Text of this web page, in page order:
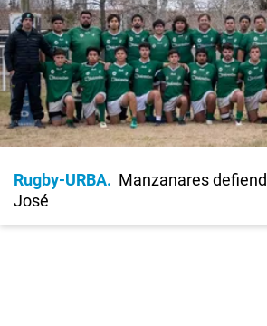
Rugby-URBA
Manzanares
José